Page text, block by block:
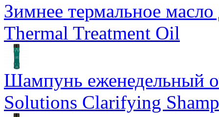
Зимнее термальное
Thermal Treatment Oil
Шампунь еженедельный
Solutions Clarifying